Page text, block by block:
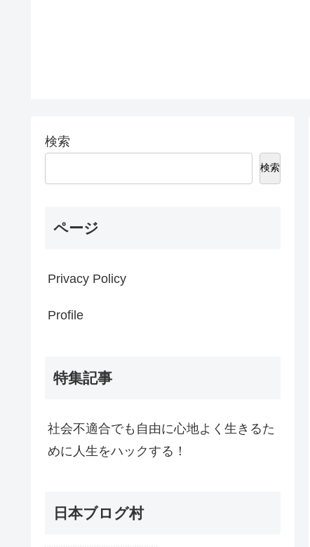
検索
検索
ページ
Privacy Policy
Profile
特集記事
社会不適合でも自由に心地よく生きるた
めに人生をハックする！
日本ブログ村